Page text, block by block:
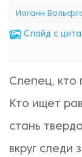
Иоганн
Cлайд с
Слепец, кто
Кто ищет
стань
вкруг следи